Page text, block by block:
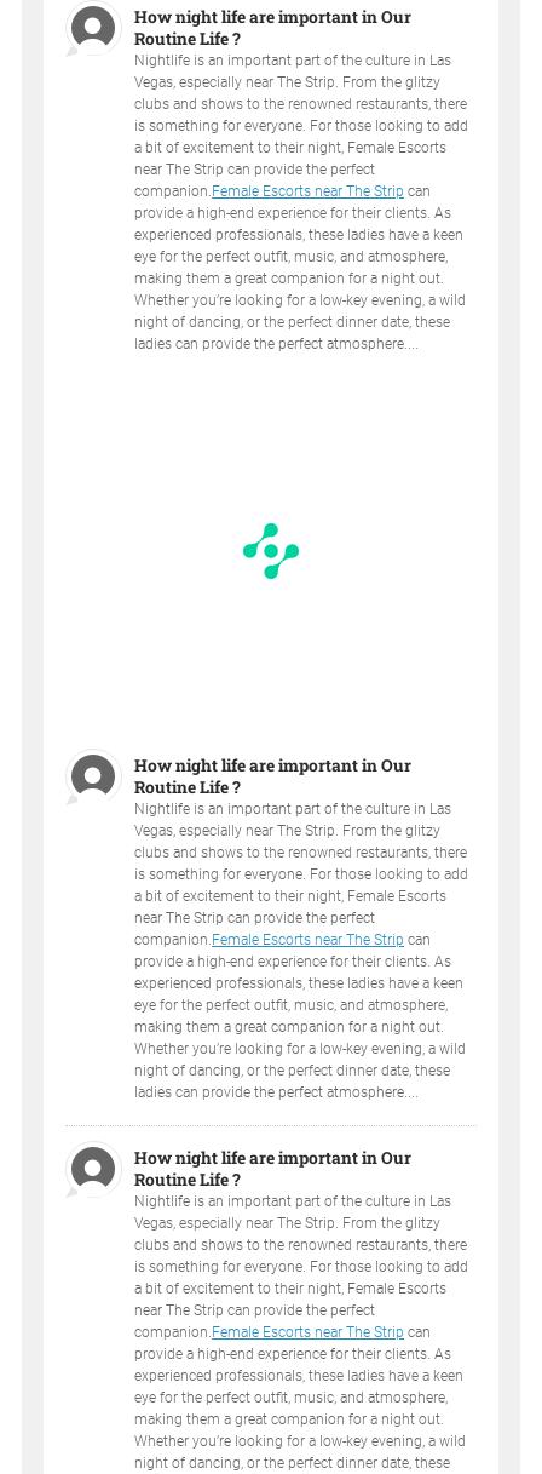
How night life are important in Our
Routine Life ?
Nightlife is an important part of the culture in Las
Vegas, especially near The Strip. From the glitzy
clubs and shows to the renowned restaurants, there
is something for everyone. For those looking to add
a bit of excitement to their night, Female Escorts
near The Strip can provide the perfect
companion.Female Escorts near The Strip can
provide a high-end experience for their clients. As
experienced professionals, these ladies have a keen
eye for the perfect outfit, music, and atmosphere,
making them a great companion for a night out.
Whether you’re looking for a low-key evening, a wild
night of dancing, or the perfect dinner date, these
ladies can provide the perfect atmosphere....
How night life are important in Our
Routine Life ?
Nightlife is an important part of the culture in Las
Vegas, especially near The Strip. From the glitzy
clubs and shows to the renowned restaurants, there
is something for everyone. For those looking to add
a bit of excitement to their night, Female Escorts
near The Strip can provide the perfect
companion.Female Escorts near The Strip can
provide a high-end experience for their clients. As
experienced professionals, these ladies have a keen
eye for the perfect outfit, music, and atmosphere,
making them a great companion for a night out.
Whether you’re looking for a low-key evening, a wild
night of dancing, or the perfect dinner date, these
ladies can provide the perfect atmosphere....
How night life are important in Our
Routine Life ?
Nightlife is an important part of the culture in Las
Vegas, especially near The Strip. From the glitzy
clubs and shows to the renowned restaurants, there
is something for everyone. For those looking to add
a bit of excitement to their night, Female Escorts
near The Strip can provide the perfect
companion.Female Escorts near The Strip can
provide a high-end experience for their clients. As
experienced professionals, these ladies have a keen
eye for the perfect outfit, music, and atmosphere,
making them a great companion for a night out.
Whether you’re looking for a low-key evening, a wild
night of dancing, or the perfect dinner date, these